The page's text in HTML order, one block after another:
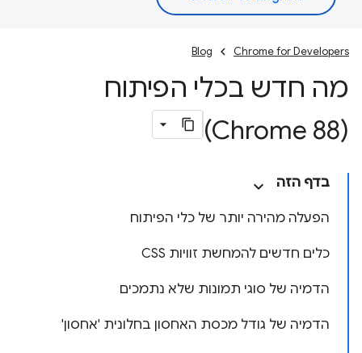
Chrome for Developers
Blog
מה חדש בכלי הפיתוח
(Chrome 88)
בדף הזה
הפעלה מהירה יותר של כלי הפיתוח
כלים חדשים להמחשת זוויות CSS
הדמיה של סוגי תמונות שלא נתמכים
הדמיה של גודל מכסת האחסון בחלונית 'אחסון'